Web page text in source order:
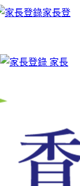
家長登
家長